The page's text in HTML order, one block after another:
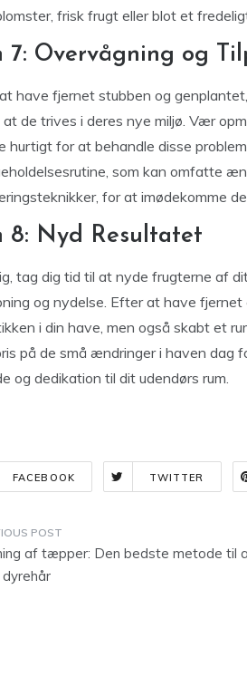
frisk frugt eller blot et
7: Overvågning og
have fjernet stubben og
at de trives i deres nye miljø. Vær
hurtigt for at behandle disse
som kan omfatte
for at imødekomme
8: Nyd Resultatet
tag dig tid til at nyde frugterne af
og nydelse. Efter at have
i din have, men også skabt et
på de små ændringer i haven dag
og dedikation til dit udendørs rum.
FACEBOOK TWITTER
af tæpper: Den bedste metode til